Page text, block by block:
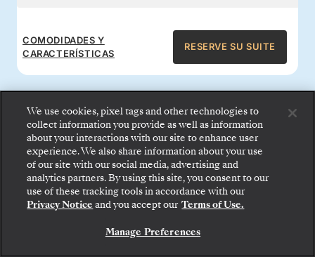
COMODIDADES Y
CARACTERÍSTICAS
RESERVE SU SUITE
Ventajas a bordo con todo
incluido
Disfrute de la comida gourmet 24 horas, del
servicio de mayordomo, de las bebidas
We use cookies, pixel tags and other technologies to
collect information you provide as well as information
about your interactions with our site to enhance user
experience. We also share information about your use
of our site with our social media, advertising and
analytics partners. By using this site, you consent to our
use of these tracking tools in accordance with our
Privacy Notice and you accept our Terms of Use.
Manage Preferences